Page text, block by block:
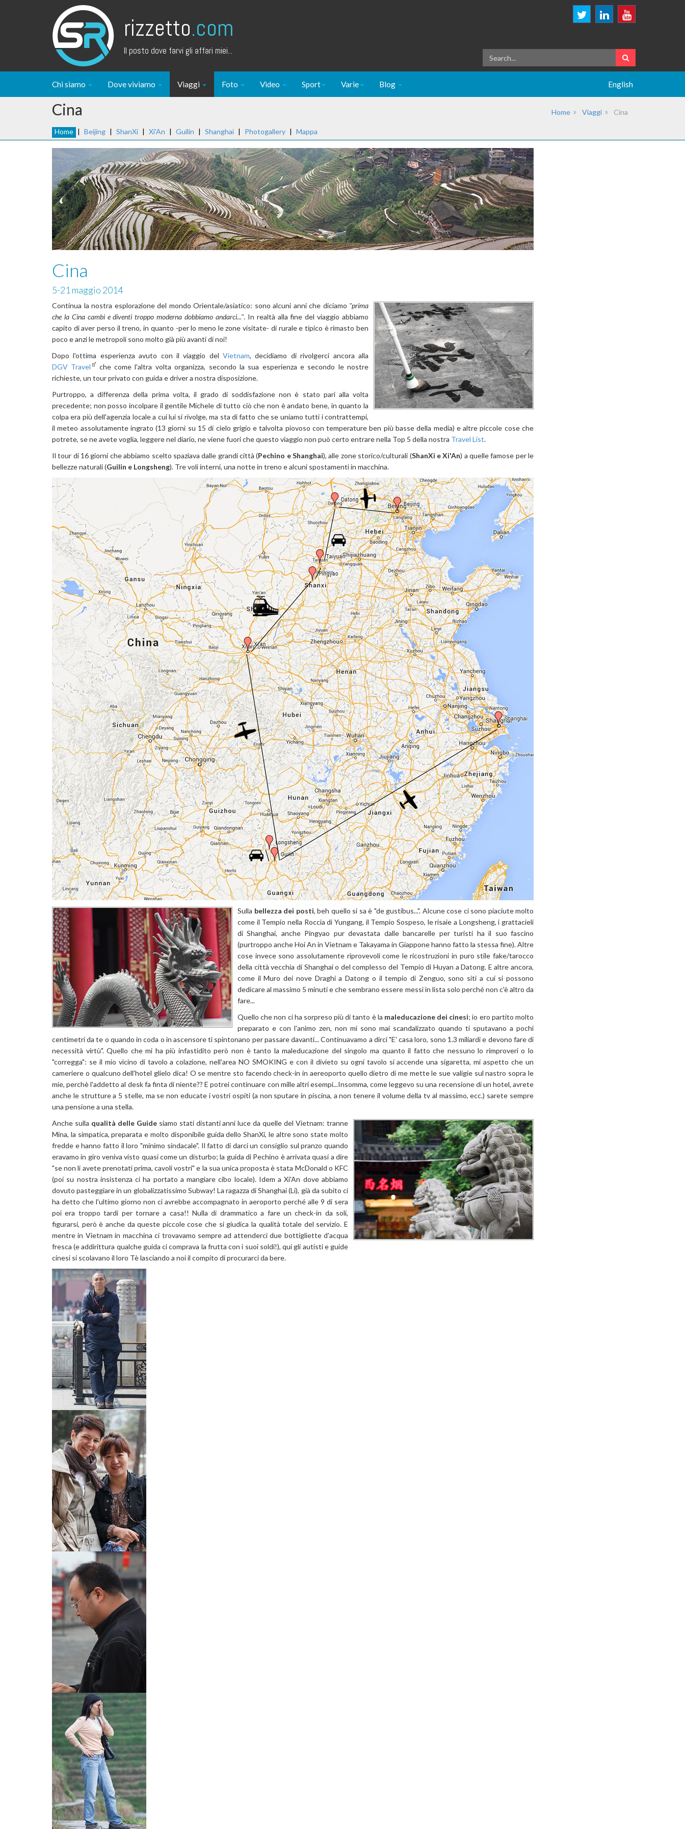
rizzetto.com
Il posto dove farvi gli affari miei...
Chi siamo Dove viviamo Viaggi Foto Video Sport Varie Blog English
Cina Home Viaggi Cina
Home | Beijing | ShanXi | Xi'An | Guilin | Shanghai | Photogallery | Mappa
Cina
5-21 maggio 2014
Continua la nostra esplorazione del mondo Orientale/asiatico: sono alcuni anni che diciamo "prima
che la Cina cambi e diventi troppo moderna dobbiamo andarci...". In realtà alla fine del viaggio abbiamo
capito di aver perso il treno, in quanto -per lo meno le zone visitate- di rurale e tipico è rimasto ben
poco e anzi le metropoli sono molto già più avanti di noi!
Dopo l'ottima esperienza avuto con il viaggio delVietnam, decidiamo di rivolgerci ancora alla
DGV Travel
che come l'altra volta organizza, secondo la sua esperienza e secondo le nostre
richieste, un tour privato con guida e driver a nostra disposizione.
Purtroppo, a differenza della prima volta, il grado di soddisfazione non è stato pari alla volta
precedente; non posso incolpare il gentile Michele di tutto ciò che non è andato bene, in quanto la
colpa era più dell'agenzia locale a cui lui si rivolge, ma sta di fatto che se uniamo tutti i contrattempi,
il meteo assolutamente ingrato (13 giorni su 15 di cielo grigio e talvolta piovoso con temperature ben più basse della media) e altre piccole cose che
potrete, se ne avete voglia, leggere nel diario, ne viene fuori che questo viaggio non può certo entrare nella Top 5 della nostra Travel List.
Il tour di 16 giorni che abbiamo scelto spaziava dalle grandi città (Pechino e Shanghai), alle zone storico/culturali (ShanXi e Xi'An) a quelle famose per le
bellezze naturali (Guilin e Longsheng). Tre voli interni, una notte in treno e alcuni spostamenti in macchina.
Sulla bellezza dei posti, beh quello si sa è "de gustibus...". Alcune cose ci sono piaciute molto
come il Tempio nella Roccia di Yungang, il Tempio Sospeso, le risaie a Longsheng, i grattacieli
di Shanghai, anche Pingyao pur devastata dalle bancarelle per turisti ha il suo fascino
(purtroppo anche Hoi An in Vietnam e Takayama in Giappone hanno fatto la stessa fine). Altre
cose invece sono assolutamente riprovevoli come le ricostruzioni in puro stile fake/tarocco
della città vecchia di Shanghai o del complesso del Tempio di Huyan a Datong. E altre ancora,
come il Muro dei nove Draghi a Datong o il tempio di Zenguo, sono siti a cui si possono
dedicare al massimo 5 minuti e che sembrano essere messi in lista solo perché non c'è altro da
fare...
Quello che non ci ha sorpreso più di tanto è la maleducazione dei cinesi; io ero partito molto
preparato e con l'animo zen, non mi sono mai scandalizzato quando ti sputavano a pochi
centimetri da te o quando in coda o in ascensore ti spintonano per passare davanti... Continuavamo a dirci "E' casa loro, sono 1.3 miliardi e devono fare di
necessità virtù". Quello che mi ha più infastidito però non è tanto la maleducazione del singolo ma quanto il fatto che nessuno lo rimproveri o lo
"corregga": se il mio vicino di tavolo a colazione, nell'area NO SMOKING e con il divieto su ogni tavolo si accende una sigaretta, mi aspetto che un
cameriere o qualcuno dell'hotel glielo dica! O se mentre sto facendo check-in in aereoporto quello dietro di me mette le sue valigie sul nastro sopra le
mie, perchè l'addetto al desk fa finta di niente?? E potrei continuare con mille altri esempi...Insomma, come leggevo su una recensione di un hotel, avrete
anche le strutture a 5 stelle, ma se non educate i vostri ospiti (a non sputare in piscina, a non tenere il volume della tv al massimo, ecc.) sarete sempre
una pensione a una stella.
Anche sulla qualità delle Guidesiamo stati distanti anni luce da quelle del Vietnam: tranne
Mina, la simpatica, preparata e molto disponibile guida dello ShanXi, le altre sono state molto
fredde e hanno fatto il loro "minimo sindacale". Il fatto di darci un consiglio sul pranzo quando
eravamo in giro veniva visto quasi come un disturbo; la guida di Pechino è arrivata quasi a dire
"se non li avete prenotati prima, cavoli vostri" e la sua unica proposta è stata McDonald o KFC
(poi su nostra insistenza ci ha portato a mangiare cibo locale). Idem a Xi'An dove abbiamo
dovuto pasteggiare in un globalizzatissimo Subway! La ragazza di Shanghai (Li), già da subito ci
ha detto che l'ultimo giorno non ci avrebbe accompagnato in aeroporto perché alle 9 di sera
poi era troppo tardi per tornare a casa!! Nulla di drammatico a fare un check-in da soli,
figurarsi, però è anche da queste piccole cose che si giudica la qualità totale del servizio. E
mentre in Vietnam in macchina ci trovavamo sempre ad attenderci due bottigliette d'acqua
fresca (e addirittura qualche guida ci comprava la frutta con i suoi soldi!), qui gli autisti e guide
cinesi si scolavano il loro Tè lasciando a noi il compito di procurarci da bere.